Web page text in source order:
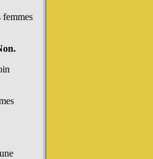
femmes